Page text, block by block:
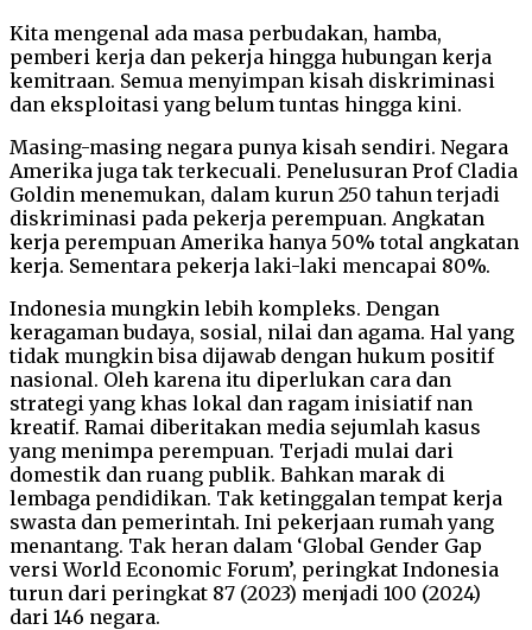
Kita mengenal ada masa perbudakan, hamba,
pemberi kerja dan pekerja hingga hubungan kerja
kemitraan. Semua menyimpan kisah diskriminasi
dan eksploitasi yang belum tuntas hingga kini.
Masing-masing negara punya kisah sendiri. Negara
Amerika juga tak terkecuali. Penelusuran Prof Cladia
Goldin menemukan, dalam kurun 250 tahun terjadi
diskriminasi pada pekerja perempuan. Angkatan
kerja perempuan Amerika hanya 50% total angkatan
kerja. Sementara pekerja laki-laki mencapai 80%.
Indonesia mungkin lebih kompleks. Dengan
keragaman budaya, sosial, nilai dan agama. Hal yang
tidak mungkin bisa dijawab dengan hukum positif
nasional. Oleh karena itu diperlukan cara dan
strategi yang khas lokal dan ragam inisiatif nan
kreatif. Ramai diberitakan media sejumlah kasus
yang menimpa perempuan. Terjadi mulai dari
domestik dan ruang publik. Bahkan marak di
lembaga pendidikan. Tak ketinggalan tempat kerja
swasta dan pemerintah. Ini pekerjaan rumah yang
menantang. Tak heran dalam ‘Global Gender Gap
versi World Economic Forum’, peringkat Indonesia
turun dari peringkat 87 (2023) menjadi 100 (2024)
dari 146 negara.